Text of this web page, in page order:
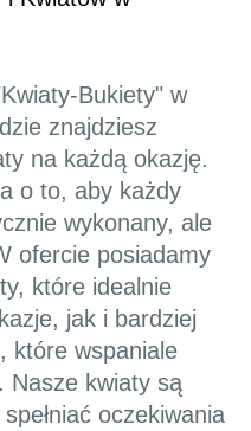
Bukiety" w
znajdziesz
na każdą okazję.
o to, aby każdy
wykonany, ale
ofercie posiadamy
które idealnie
jak i bardziej
które wspaniale
Nasze kwiaty są
oczekiwania